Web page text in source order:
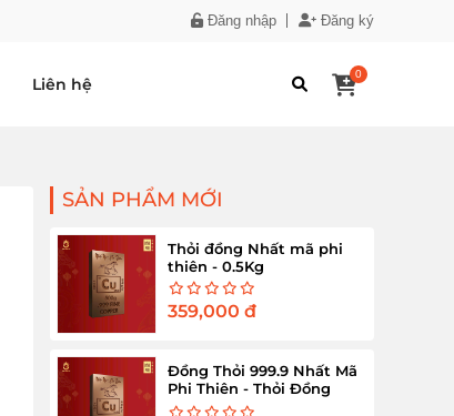
Đăng nhập Đăng ký
Liên hệ
0
SẢN PHẨM MỚI
Thỏi đồng Nhất mã phi
thiên - 0.5Kg
359,000 đ
Đồng Thỏi 999.9 Nhất Mã
Phi Thiên - Thỏi Đồng
Nguyên Chất 1Kg